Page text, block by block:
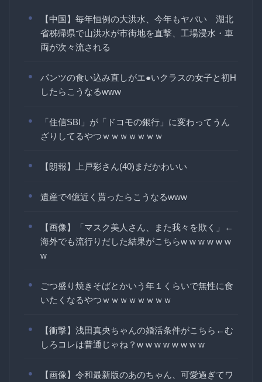
【中国】毎年恒例の大洪水、今年もヤバい 湖北
省秭帰県で山洪水が市街地を直撃、工場浸水・車
両が次々流される
パンツの食い込み直しがエ●いクラスの女子と初H
したらこうなるwww
「住信SBI」が「ドコモの銀行」に変わってうん
ざりしてるやつｗｗｗｗｗｗｗ
【朗報】上戸彩さん(40)まだかわいい
遺産で4億近く貰ったらこうなるwww
【画像】「マスク美人さん、また我々を欺く」←
海外でも流行りだした結果がこちらw w w w w w
w
ごつ盛り焼きそばとかいう年１くらいで無性に食
いたくなるやつｗｗｗｗｗｗｗｗ
【衝撃】浅田真央ちゃんの婚活条件がこちら←む
しろコレは普通じゃね？w w w w w w w w
【画像】令和最新版のあのちゃん、可愛過ぎてワ